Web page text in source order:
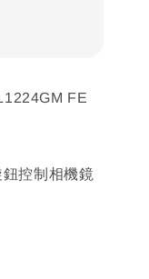
FE
控制相機鏡